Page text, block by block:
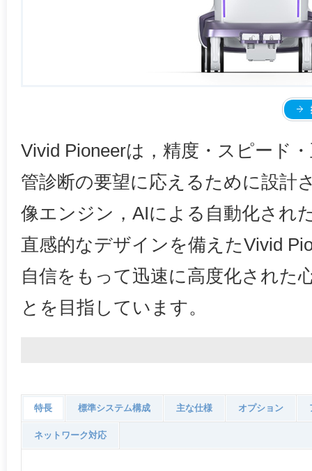
Vivid Pioneerは，精度・スピード
管診断の要望に応えるために設計
像エンジン，AIによる自動化され
直感的なデザインを備えたVivid
自信をもって迅速に高度化された
とを目指しています。
特長 標準システム構成 主な仕様 オプション
ネットワーク対応